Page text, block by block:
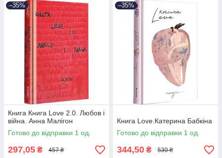
–35%
Книга Книга Love 2.0. Любов і
війна. Анна Малігон
Готово до відправки 1 од.
297,05 ₴ 457 ₴
–35%
Книга Love.Катерина Бабкіна
Готово до відправки 1 од.
344,50 ₴ 530 ₴